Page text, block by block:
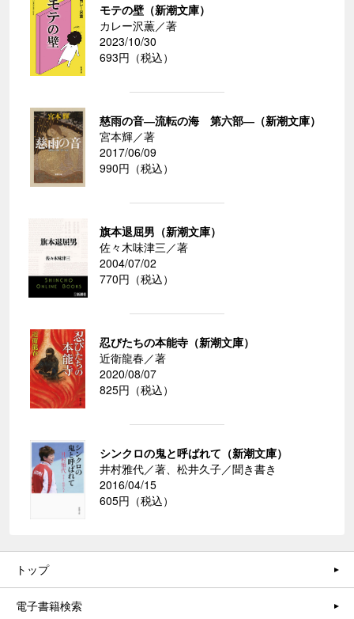
モテの壁（新潮文庫）
カレー沢薫／著
2023/10/30
693円（税込）
慈雨の音―流転の海 第六部―（新潮文庫）
宮本輝／著
2017/06/09
990円（税込）
旗本退屈男（新潮文庫）
佐々木味津三／著
2004/07/02
770円（税込）
忍びたちの本能寺（新潮文庫）
近衛龍春／著
2020/08/07
825円（税込）
シンクロの鬼と呼ばれて（新潮文庫）
井村雅代／著、松井久子／聞き書き
2016/04/15
605円（税込）
トップ
電子書籍検索